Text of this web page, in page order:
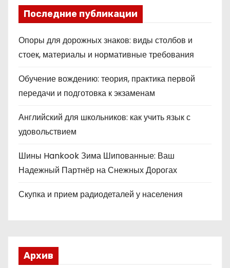
Последние публикации
Опоры для дорожных знаков: виды столбов и
стоек, материалы и нормативные требования
Обучение вождению: теория, практика первой
передачи и подготовка к экзаменам
Английский для школьников: как учить язык с
удовольствием
Шины Hankook Зима Шипованные: Ваш
Надежный Партнёр на Снежных Дорогах
Скупка и прием радиодеталей у населения
Архив